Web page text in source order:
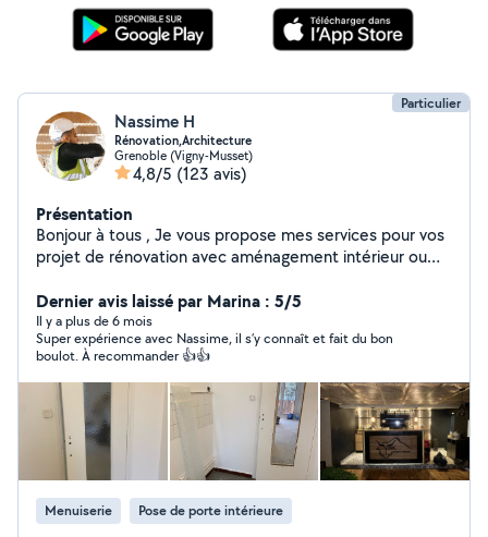
Particulier
Nassime H
Rénovation,Architecture
Grenoble (Vigny-Musset)
4,8/5 (123 avis)
Présentation
Bonjour à tous , Je vous propose mes services pour vos
projet de rénovation avec aménagement intérieur ou
de papier peint ,placo , revêtements de sols ,pour
mettre en valeur votre bien. Mais également la pose de
votre de votre cuisine , meuble ,.. N'hésitez pas à
consulter les photos disponible sur mon profil pour avoir
un aperçu de mon travail . Pour plus d'informations
n'hésitez pas à me contacter directement .
Dernier avis laissé par Marina : 5/5
Il y a plus de 6 mois
Super expérience avec Nassime, il s’y connaît et fait du bon
boulot. À recommander 👍👍
Menuiserie Pose de porte intérieure